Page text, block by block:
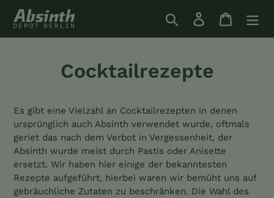
Direkt
zum
Inhalt
Suchen Einloggen
Cocktailrezepte
Es gibt eine Vielzahl an Cocktailrezepten in denen
ursprünglich auch Absinth verwendet wurde, oftmals
geriet das nach dem Verbot in Vergessenheit, der
Absinth wurde meist durch Pastis oder Anisette
ersetzt. Wir haben hier einige der bekanntesten
Rezepte aufgeführt, hierbei waren wir bemüht uns auf
gebräuchliche Zutaten zu beschränken. Die Wahl des